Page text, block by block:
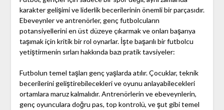
karakter gelişimi ve liderlik becerilerinin önemli bir parçasıdır.
Ebeveynler ve antrenörler, genç futbolcuların
potansiyellerini en üst düzeye çıkarmak ve onları başarıya
taşımak için kritik bir rol oynarlar. İşte başarılı bir futbolcu
yetiştirmenin sırları hakkında bazı pratik tavsiyeler:
Futbolun temel taşları genç yaşlarda atılır. Çocuklar, teknik
becerilerini geliştirebilecekleri ve oyunu anlayabilecekleri
ortamlara maruz kalmalıdır. Antrenörlerin ve ebeveynlerin,
genç oyunculara doğru pas, top kontrolü, ve şut gibi temel